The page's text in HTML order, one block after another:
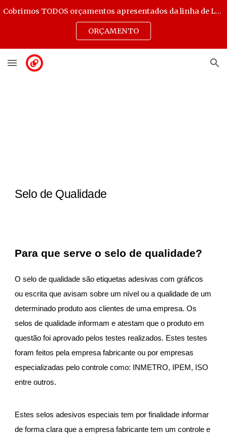
Cobrimos TODOS orçamentos apresentados da linha de Lacres Destrutíveis, Transparentes e Selos de Autenticidade.
ORÇAMENTO
Selo de Qualidade
Para que serve o selo de qualidade?
O selo de qualidade são etiquetas adesivas com gráficos
ou escrita que avisam sobre um nível ou a qualidade de um
determinado produto aos clientes de uma empresa. Os
selos de qualidade informam e atestam que o produto em
questão foi aprovado pelos testes realizados. Estes testes
foram feitos pela empresa fabricante ou por empresas
especializadas pelo controle como: INMETRO, IPEM, ISO
entre outros.
Estes selos adesivos especiais tem por finalidade informar
de forma clara que a empresa fabricante tem um controle e